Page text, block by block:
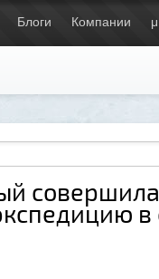
Блоги Компании μ
совершила